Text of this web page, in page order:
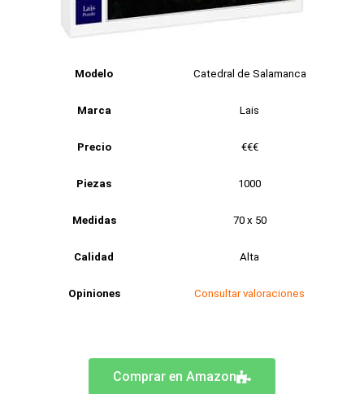
Modelo Catedral de Salamanca
Marca Lais
Precio €€€
Piezas 1000
Medidas 70 x 50
Calidad Alta
Opiniones Consultar valoraciones
Comprar en Amazon